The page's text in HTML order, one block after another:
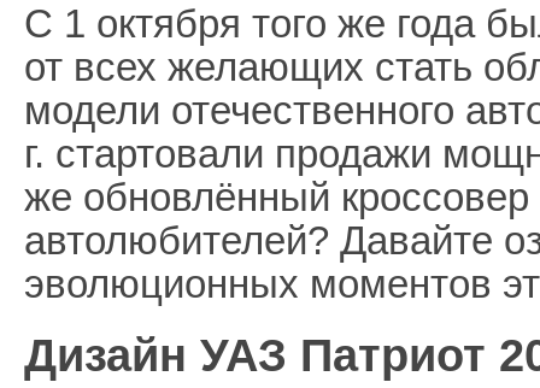
С 1 октября того же года
от всех желающих стать
модели отечественного
г. стартовали продажи
же обновлённый кроссовер
автолюбителей? Давайте
эволюционных моментов
Дизайн УАЗ Патриот